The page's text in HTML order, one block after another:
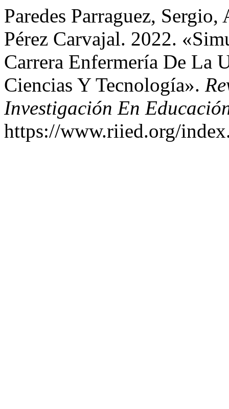
Paredes Parraguez,
Pérez Carvajal. 2022.
Carrera Enfermería De La
Ciencias Y Tecnología».
Investigación En
https://www.riied.org/